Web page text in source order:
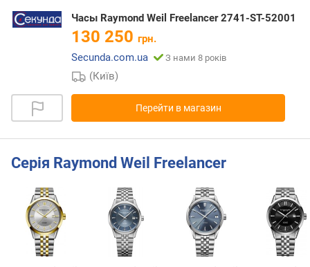
Часы Raymond Weil Freelancer 2741-ST-52001
130 250 грн.
Secunda.com.ua
З нами 8 років
(Київ)
Перейти в магазин
Серія Raymond Weil Freelancer